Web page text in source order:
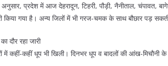
प्रदेश में आज देहरादून, टिहरी, पौड़ी, नैनीताल, चंपावत,
किया गया है। अन्य जिलों में भी गरज-चमक के साथ बौछार पड़
दौर रहा जारी
में कहीं-कहीं धूप भी खिली। दिनभर धूप व बादलों की आंख-मिचौनी के